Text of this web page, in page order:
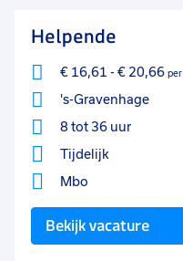
Helpende
€ 16,61 - € 20,66
's-Gravenhage
8 tot 36 uur
Tijdelijk
Mbo
Bekijk vacature